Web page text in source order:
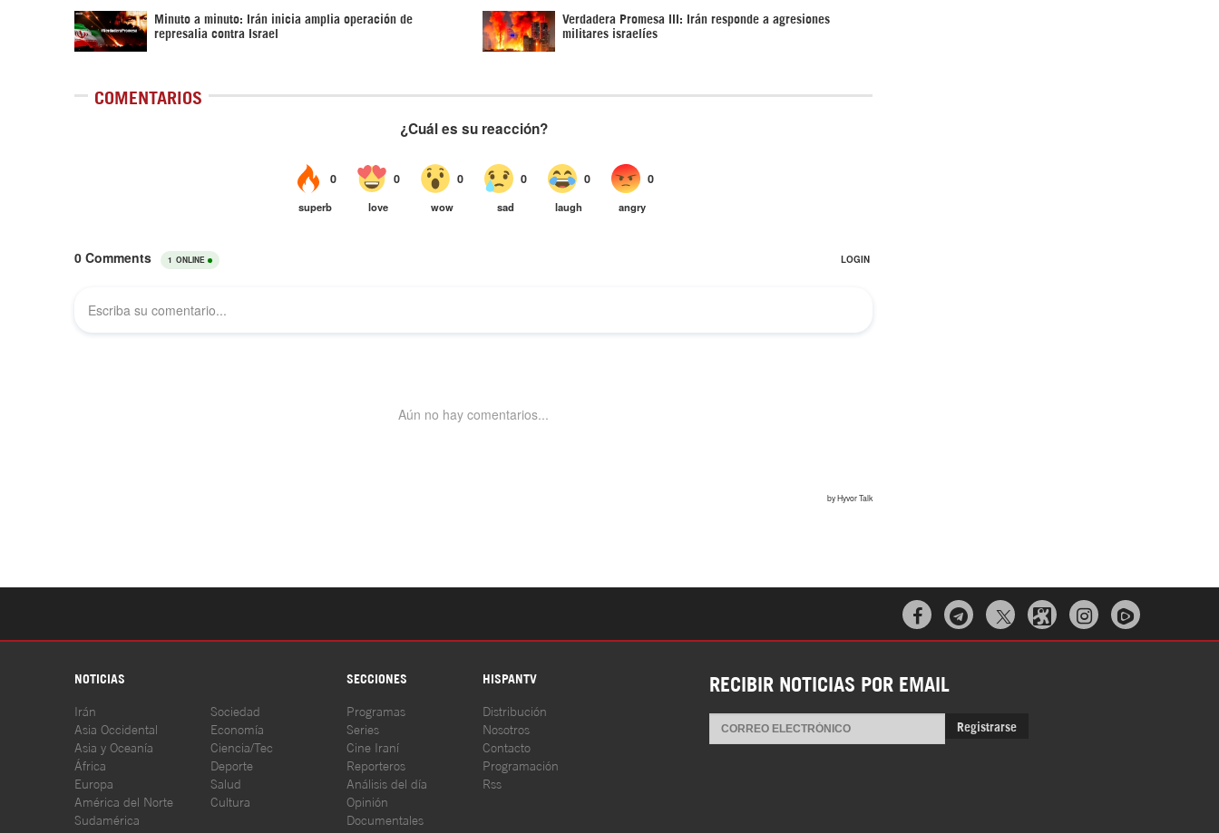
Minuto a minuto: Irán inicia amplia operación de
represalia contra Israel
Verdadera Promesa III: Irán responde a agresiones
militares israelíes
COMENTARIOS
  
NOTICIAS SECCIONES HISPANTV
Irán
Asia Occidental
Asia y Oceanía
África
Europa
América del Norte
Sudamérica
Sociedad
Economía
Ciencia/Tec
Deporte
Salud
Cultura
Programas
Series
Cine Iraní
Reporteros
Análisis del día
Opinión
Documentales
Distribución
Nosotros
Contacto
Programación
Rss
RECIBIR NOTICIAS POR EMAIL
Registrarse